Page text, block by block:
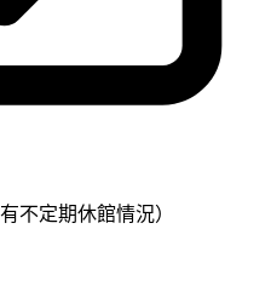
不定期休館情況）